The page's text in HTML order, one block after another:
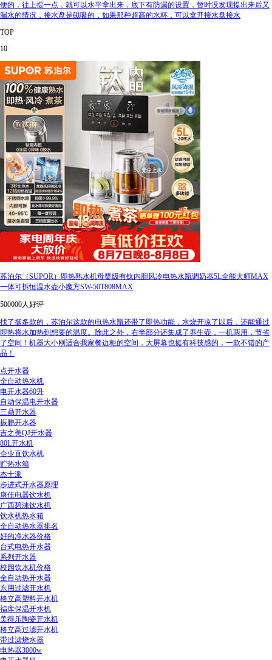
便的，往上提一点，就可以水平拿出来，底下有防漏的设置，暂时没发现提出来后又
漏水的情况，接水盘是磁吸的，如果那种超高的水杯，可以拿开接水盘接水
TOP
10
苏泊尔（SUPOR）即热熟水机母婴级有钛内胆风冷电热水瓶调奶器5L全能大师MAX
一体可拆恒温水壶小魔方SW-50T808MAX
500000人好评
找了挺多款的，苏泊尔这款的电热水瓶还带了即热功能，水烧开凉了以后，还能通过
即热将水加热到想要的温度。除此之外，右半部分还集成了养生壶，一机两用，节省
了空间！机器大小刚适合我家餐边柜的空间，大屏幕也挺有科技感的，一款不错的产
品！
点开水器
全自动热水机
电开水器60升
自动保温电开水器
三鼎开水器
振鹏开水器
吉之美QJ开水器
80L开水机
企业直饮水机
贮热水箱
杰士派
步进式开水器原理
康佳电器饮水机
广西碧涞饮水机
饮水机热水箱
全自动热水器排名
好的净水器价格
台式电热开水器
系列开水器
校园饮水机价格
全自动热开水器
东用过滤开水机
格立高塑料开水机
福库保温开水机
美得乐陶瓷开水机
格立高过滤开水机
带过滤烧水器
电热器3000w